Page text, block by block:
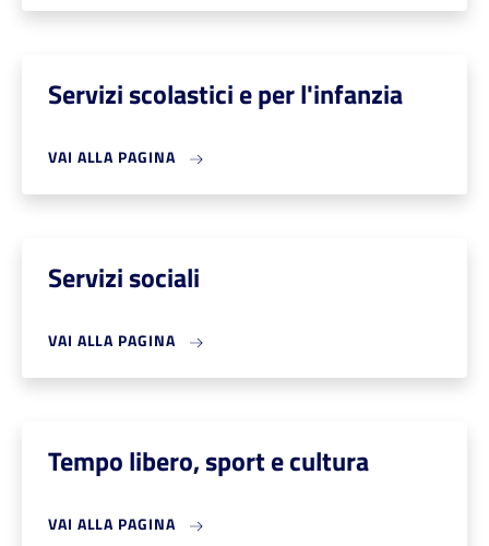
Servizi scolastici e per l'infanzia
VAI ALLA PAGINA
Servizi sociali
VAI ALLA PAGINA
Tempo libero, sport e cultura
VAI ALLA PAGINA